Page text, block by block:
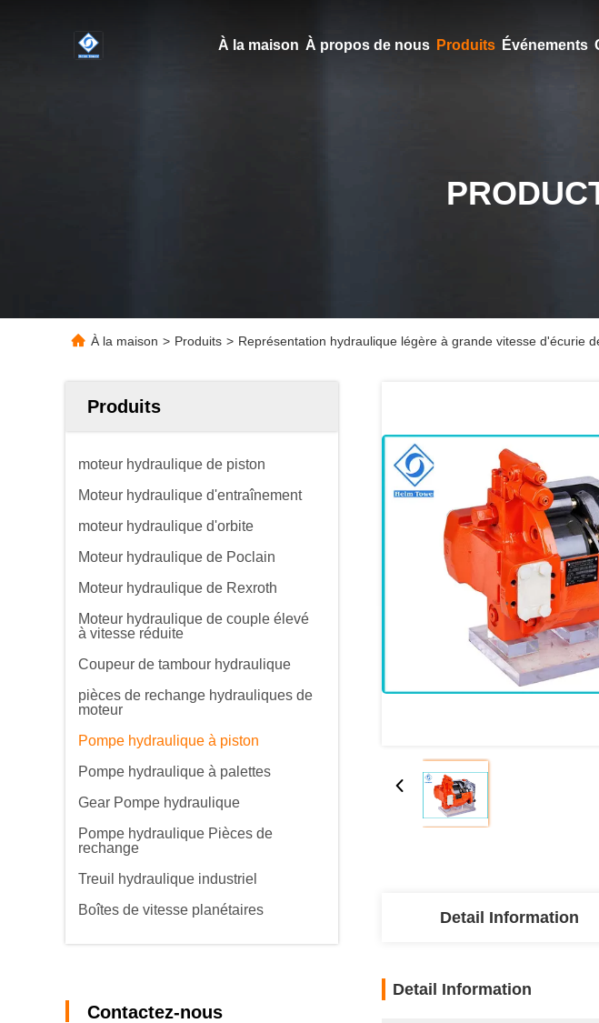
À la maison À propos de nous Produits Événements
À la maison > Produits > Représentation hydraulique légère à grande vitesse d'écurie
Produits
moteur hydraulique de piston
Moteur hydraulique d'entraînement
moteur hydraulique d'orbite
Moteur hydraulique de Poclain
Moteur hydraulique de Rexroth
Moteur hydraulique de couple élevé
à vitesse réduite
Coupeur de tambour hydraulique
pièces de rechange hydrauliques de
moteur
Pompe hydraulique à piston
Pompe hydraulique à palettes
Gear Pompe hydraulique
Pompe hydraulique Pièces de
rechange
Treuil hydraulique industriel
Boîtes de vitesse planétaires
Contactez-nous
Detail Information
Detail Information